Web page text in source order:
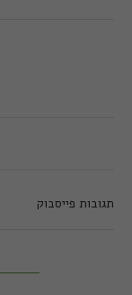
תגובות פייסבוק